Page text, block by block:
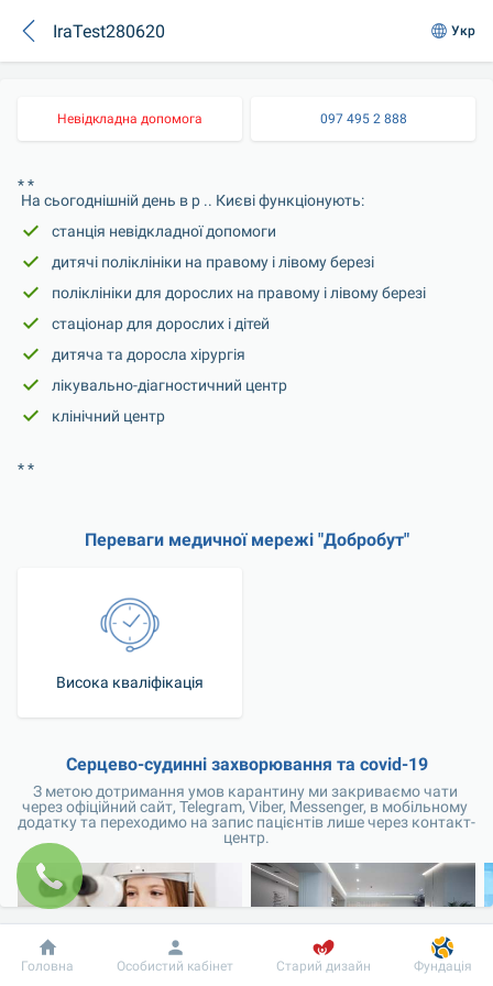
IraTest280620 Укр
Невідкладна допомога 097 495 2 888
* *
На сьогоднішній день в р .. Києві функціонують:
станція невідкладної допомоги
дитячі поліклініки на правому і лівому березі
поліклініки для дорослих на правому і лівому березі
стаціонар для дорослих і дітей
дитяча та доросла хірургія
лікувально-діагностичний центр
клінічний центр
* *
Переваги медичної мережі "Добробут"
Висока кваліфікація
Серцево-судинні захворювання та covid-19
З метою дотримання умов карантину ми закриваємо чати
через офіційний сайт, Telegram, Viber, Messenger, в мобільному
додатку та переходимо на запис пацієнтів лише через контакт-
центр.
Добробут Інформація Пацієнту
Головна Особистий кабінет Старий дизайн Фундація